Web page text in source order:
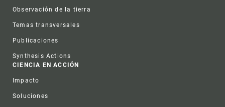
Observación de la tierra
Temas transversales
Publicaciones
Synthesis Actions
CIENCIA EN ACCIÓN
Impacto
Soluciones